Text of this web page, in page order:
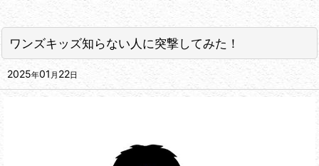
ワンズキッズ知らない人に突撃してみた！
2025年01 月 22日